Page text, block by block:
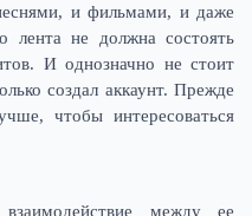
и фильмами, и даже
лента не должна состоять
И однозначно не стоит
создал аккаунт. Прежде
чтобы интересоваться
между ее